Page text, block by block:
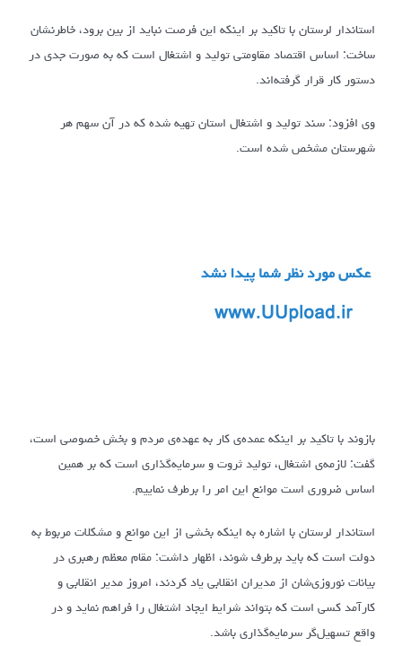
استاندار لرستان با تاکید بر اینکه این فرصت نباید از بین برود، خاطرنشان
ساخت: اساس اقتصاد مقاومتی تولید و اشتغال است که به صورت جدی در
دستور کار قرار گرفته‌اند.
وی افزود: سند تولید و اشتغال استان تهیه شده که در آن سهم هر
شهرستان مشخص شده است.
بازوند با تاکید بر اینکه عمده‌ی کار به عهده‌ی مردم و بخش خصوصی است،
گفت: لازمه‌ی اشتغال، تولید ثروت و سرمایه‌گذاری است که بر همین
اساس ضروری است موانع این امر را برطرف نماییم.
استاندار لرستان با اشاره به اینکه بخشی از این موانع و مشکلات مربوط به
دولت است که باید برطرف شوند، اظهار داشت: مقام معظم رهبری در
بیانات نوروزی‌شان از مدیران انقلابی یاد کردند، امروز مدیر انقلابی و
کارآمد کسی است که بتواند شرایط ایجاد اشتغال را فراهم نماید و در
واقع تسهیل‌گر سرمایه‌گذاری باشد.